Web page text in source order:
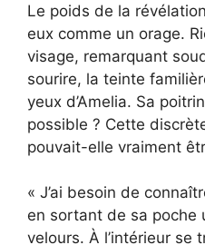
Le poids de la
eux comme un orage.
visage, remarquant
sourire, la teinte
yeux d’Amelia. Sa
possible ? Cette
pouvait-elle vraiment
« J’ai besoin de
en sortant de sa poche
velours. À l’intérieur se